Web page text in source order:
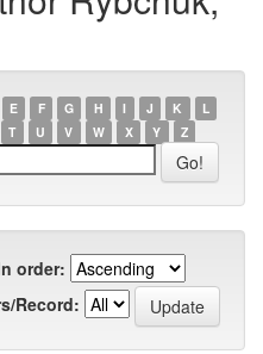
E F G H I J K
L
T U V W X Y Z
order:
Record: